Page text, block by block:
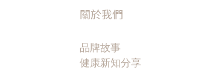
關於我們
品牌故事
健康新知分享